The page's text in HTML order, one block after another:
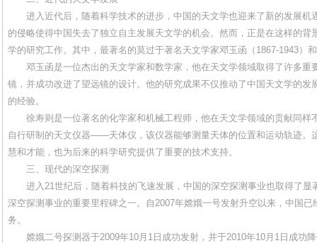
进入近代后，随着科学技术的进步，中国的天文学也迎来了新的发展机
的侵略使得中国失去了独立自主发展天文学的机会。然而，正是在这样的背
学的研究工作。其中，最著名的莫过于著名天文学家邓玉函（1867-1943）
邓玉函是一位杰出的天文学家和数学家，他在天文学领域取得了许多重
镜，并成功改进了望远镜的设计。他的研究成果不仅推动了中国天文学的发
的经验。
徐寿则是一位著名的化学家和机械工程师，他在天文学领域的贡献同样
自行研制的天文仪器——天体仪，该仪器能够测量天体的位置和运动轨迹。
慧和才能，也为后来的科学研究提供了重要的技术支持。
三、现代的深空探测
进入21世纪后，随着科技的飞速发展，中国的深空探测事业也取得了
深空探测事业的重要里程碑之一。自2007年嫦娥一号发射升空以来，中国
务。
嫦娥二号探测器于2009年10月1日成功发射，并于2010年10月1日成功